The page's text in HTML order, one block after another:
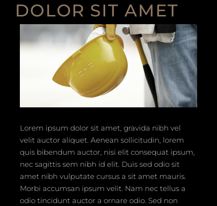
DOLOR SIT AMET
Lorem ipsum dolor sit amet, gravida nibh vel
velit auctor aliquet. Aenean sollicitudin, lorem
quis bibendum auctor, nisi elit consequat ipsum,
nec sagittis sem nibh id elit. Duis sed odio sit
amet nibh vulputate cursus a sit amet mauris.
Morbi accumsan ipsum velit. Nam nec tellus a
odio tincidunt auctor a ornare odio. Sed non